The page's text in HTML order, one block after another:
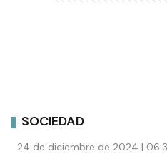
SOCIEDAD
24 de diciembre de 2024 |